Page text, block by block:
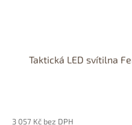
Taktická LED svítilna
3 057 Kč bez DPH